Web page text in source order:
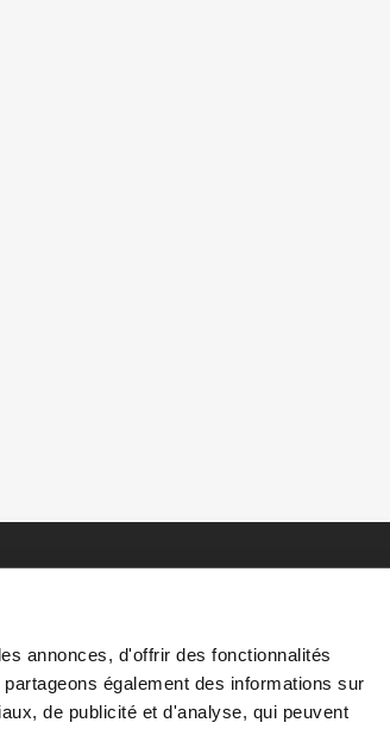
annonces, d'offrir des fonctionnalités
également des informations sur
de publicité et d'analyse, qui peuvent
RESSOURCES